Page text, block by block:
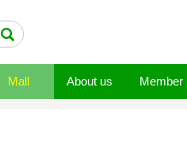
Mall About us Member